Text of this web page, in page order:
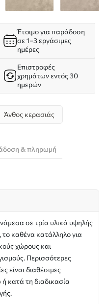
Έτοιμο για παράδοση
σε 1–3 εργάσιμες
ημέρες
Επιστροφές
χρημάτων εντός 30
ημερών
Άνθος κερασιάς
& πληρωμή
σε τρία υλικά υψηλής
το καθένα κατάλληλο για
χώρους και
Περισσότερες
είναι διαθέσιμες
κατά τη διαδικασία